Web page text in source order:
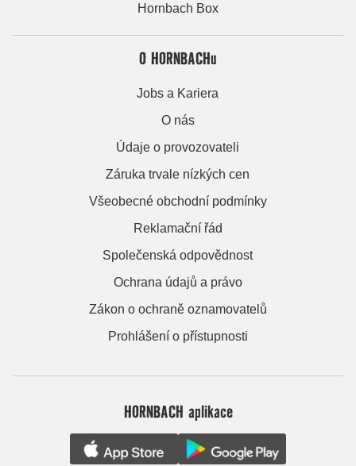
Hornbach Box
O HORNBACHu
Jobs a Kariera
O nás
Údaje o provozovateli
Záruka trvale nízkých cen
Všeobecné obchodní podmínky
Reklamační řád
Společenská odpovědnost
Ochrana údajů a právo
Zákon o ochraně oznamovatelů
Prohlášení o přístupnosti
HORNBACH aplikace